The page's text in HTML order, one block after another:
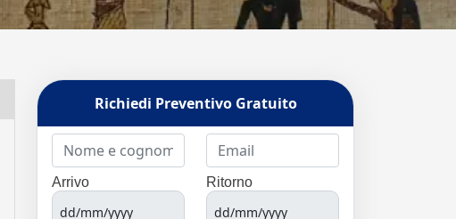
Richiedi Preventivo Gratuito
Arrivo Ritorno